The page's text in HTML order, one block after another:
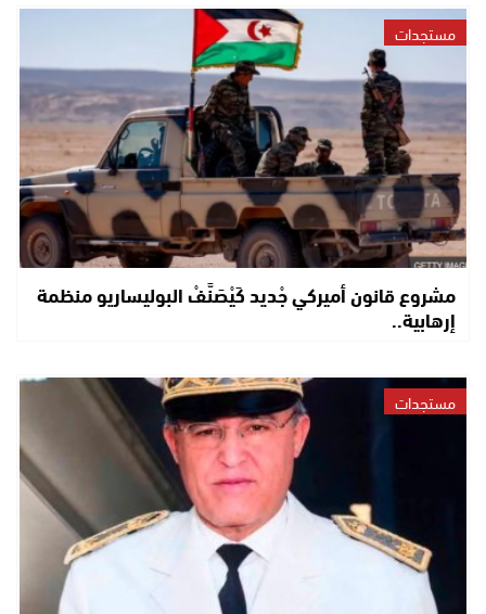
مستجدات
مشروع قانون أميركي جْديد كَيْصَنَّفْ البوليساريو منظمة
إرهابية..
مستجدات